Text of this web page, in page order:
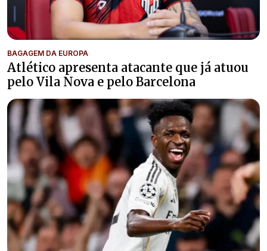
BAGAGEM DA EUROPA
Atlético apresenta atacante que já atuou
pelo Vila Nova e pelo Barcelona